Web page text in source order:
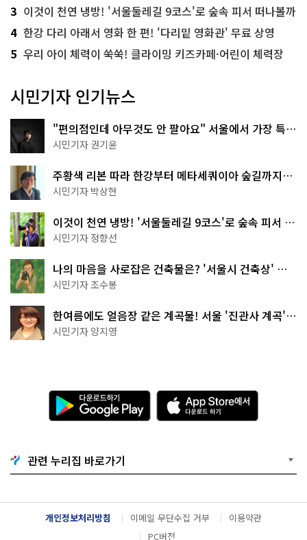
3 이것이 천연 냉방! '서울둘레길 9코스'로 숲속 피서 떠나볼까
4 한강 다리 아래서 영화 한 편! '다리밑 영화관' 무료 상영
5 우리 아이 체력이 쑥쑥! 클라이밍 키즈카페·어린이 체력장
시민기자 인기뉴스
"편의점인데 아무것도 안 팔아요" 서울에서 가장 특별
한 편의점의 정체
시민기자 권기윤
주황색 리본 따라 한강부터 메타세쿼이아 숲길까지…
서울둘레길 15코스
시민기자 박상현
이것이 천연 냉방! '서울둘레길 9코스'로 숲속 피서 떠
나볼까
시민기자 정향선
나의 마음을 사로잡은 건축물은? '서울시 건축상' 수
상작 공개!
시민기자 조수봉
한여름에도 얼음장 같은 계곡물! 서울 '진관사 계곡'이
천국이네~
시민기자 양지영
다
운
로
기
G
o
g
l
e
A
p
p
e
서
다
운
관련 누리집 바로가기
개인정보처리방침 이메일 무단수집 거부
이용약관
PC버전